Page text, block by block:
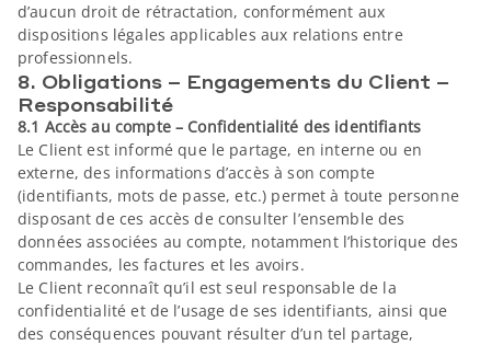
d’aucun droit de rétractation, conformément aux
dispositions légales applicables aux relations entre
professionnels.
8. Obligations – Engagements du Client –
Responsabilité
8.1 Accès au compte – Confidentialité des identifiants
Le Client est informé que le partage, en interne ou en
externe, des informations d’accès à son compte
(identifiants, mots de passe, etc.) permet à toute personne
disposant de ces accès de consulter l’ensemble des
données associées au compte, notamment l’historique des
commandes, les factures et les avoirs.
Le Client reconnaît qu’il est seul responsable de la
confidentialité et de l’usage de ses identifiants, ainsi que
des conséquences pouvant résulter d’un tel partage,